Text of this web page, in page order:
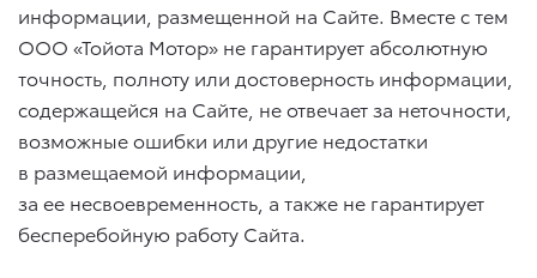
информации, размещенной на Сайте. Вместе с тем
ООО «Тойота Мотор» не гарантирует абсолютную
точность, полноту или достоверность информации,
содержащейся на Сайте, не отвечает за неточности,
возможные ошибки или другие недостатки
в размещаемой информации,
за ее несвоевременность, а также не гарантирует
бесперебойную работу Сайта.